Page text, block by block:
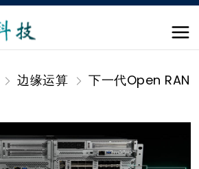
边缘运算 下一代Open RAN